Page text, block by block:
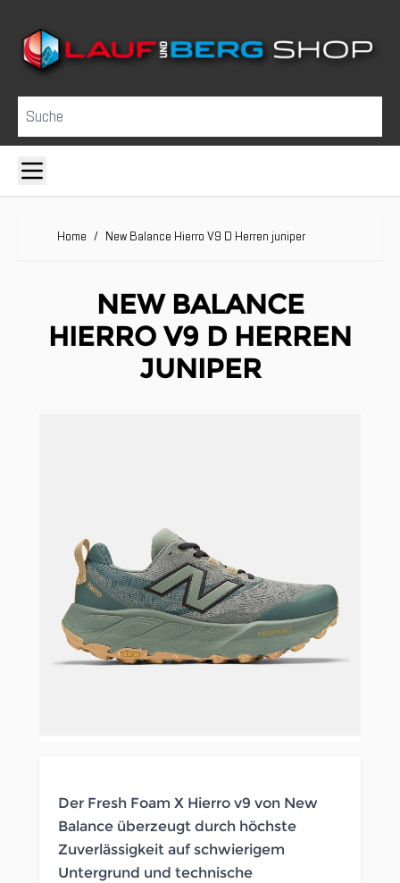
Suche
Home / New Balance Hierro V9 D Herren juniper
NEW BALANCE
HIERRO V9 D HERREN
JUNIPER
Der Fresh Foam X Hierro v9 von New
Balance überzeugt durch höchste
Zuverlässigkeit auf schwierigem
Untergrund und technische